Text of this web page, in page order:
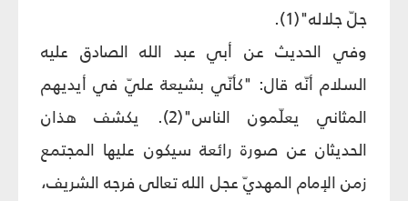
جلّ جلاله"(1).
وفي الحديث عن أبي عبد الله الصادق عليه
السلام أنّه قال: "كأنّي بشيعة عليّ في أيديهم
المثاني يعلّمون الناس"(2). يكشف هذان
الحديثان عن صورة رائعة سيكون عليها المجتمع
زمن الإمام المهديّ عجل الله تعالى فرجه الشريف،